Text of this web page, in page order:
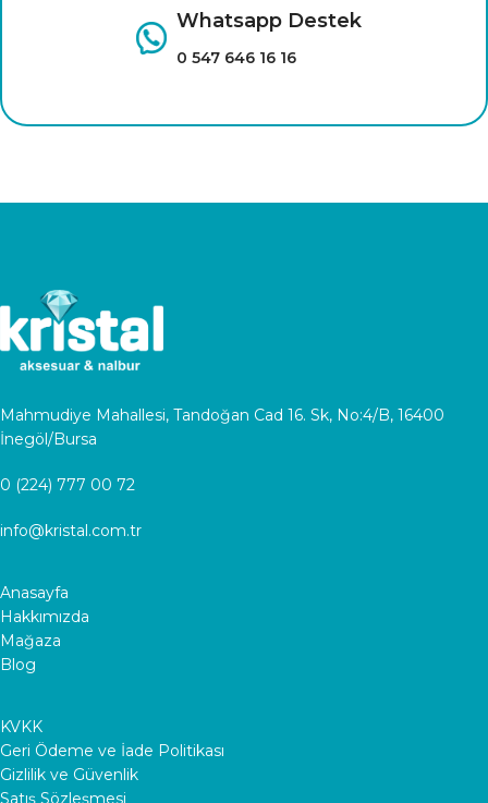
Whatsapp Destek
0 547 646 16 16
Mahmudiye Mahallesi, Tandoğan Cad 16. Sk, No:4/B, 16400
İnegöl/Bursa
0 (224) 777 00 72
info@kristal.com.tr
Anasayfa
Hakkımızda
Mağaza
Blog
KVKK
Geri Ödeme ve İade Politikası
Gizlilik ve Güvenlik